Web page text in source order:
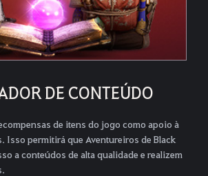
DE CONTEÚDO
de itens do jogo como apoio à
Isso permitirá que Aventureiros de Black
a conteúdos de alta qualidade e realizem